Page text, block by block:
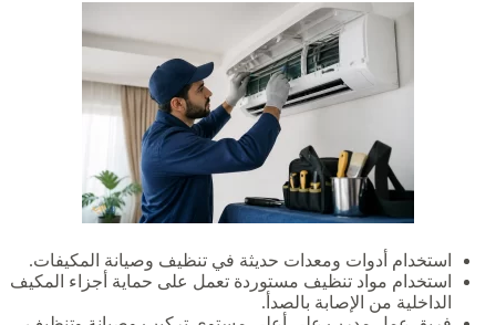
استخدام أدوات ومعدات حديثة في تنظيف وصيانة المكيفات.
استخدام مواد تنظيف مستوردة تعمل على حماية أجزاء المكيف
الداخلية من الإصابة بالصدأ.